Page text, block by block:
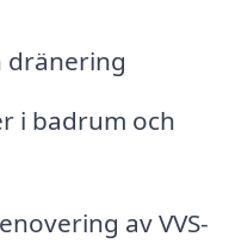
dränering
i badrum och
av VVS-